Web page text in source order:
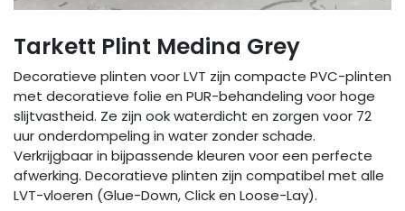
Tarkett Plint Medina Grey
Decoratieve plinten voor LVT zijn compacte PVC-plinten
met decoratieve folie en PUR-behandeling voor hoge
slijtvastheid. Ze zijn ook waterdicht en zorgen voor 72
uur onderdompeling in water zonder schade.
Verkrijgbaar in bijpassende kleuren voor een perfecte
afwerking. Decoratieve plinten zijn compatibel met alle
LVT-vloeren (Glue-Down, Click en Loose-Lay).